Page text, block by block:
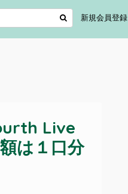
新規会員登録
Live
は１口分